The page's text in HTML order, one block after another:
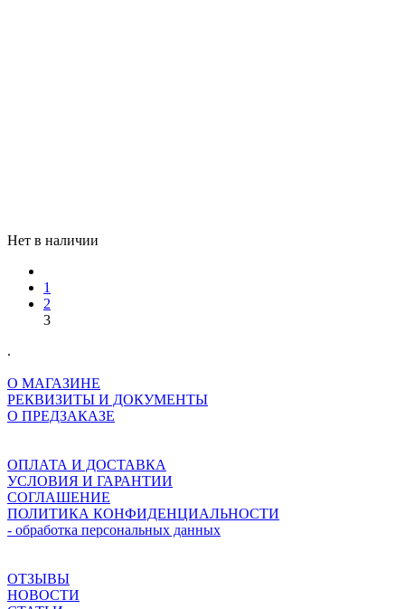
Нет в наличии
1
2
3
.
О МАГАЗИНЕ
РЕКВИЗИТЫ И ДОКУМЕНТЫ
О ПРЕДЗАКАЗЕ
ОПЛАТА И ДОСТАВКА
УСЛОВИЯ И ГАРАНТИИ
СОГЛАШЕНИЕ
ПОЛИТИКА КОНФИДЕНЦИАЛЬНОСТИ
- обработка персональных данных
ОТЗЫВЫ
НОВОСТИ